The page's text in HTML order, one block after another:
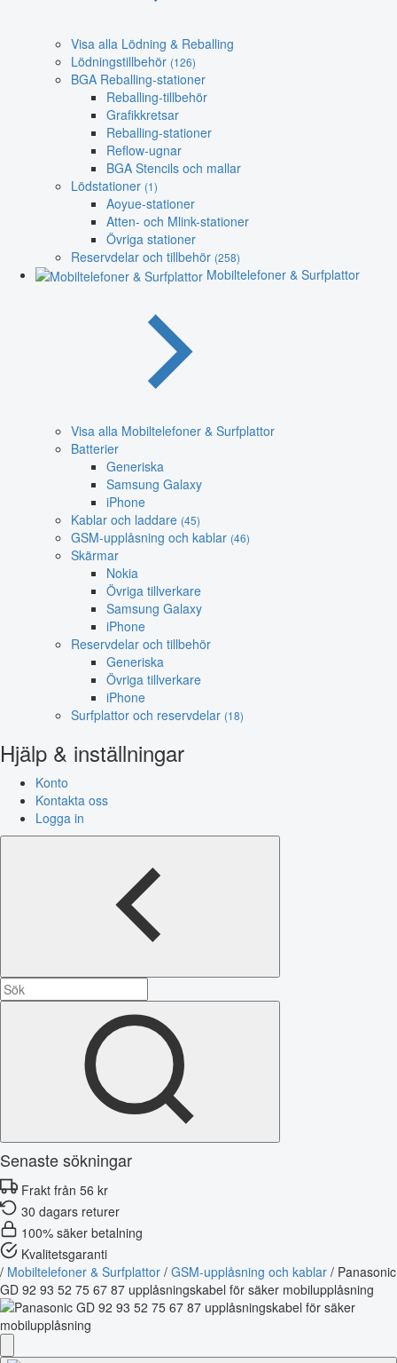
Visa alla Lödning & Reballing
Lödningstillbehör (126)
BGA Reballing-stationer
Reballing-tillbehör
Grafikkretsar
Reballing-stationer
Reflow-ugnar
BGA Stencils och mallar
Lödstationer (1)
Aoyue-stationer
Atten- och Mlink-stationer
Övriga stationer
Reservdelar och tillbehör (258)
Mobiltelefoner & Surfplattor
Visa alla Mobiltelefoner & Surfplattor
Batterier
Generiska
Samsung Galaxy
iPhone
Kablar och laddare (45)
GSM-upplåsning och kablar (46)
Skärmar
Nokia
Övriga tillverkare
Samsung Galaxy
iPhone
Reservdelar och tillbehör
Generiska
Övriga tillverkare
iPhone
Surfplattor och reservdelar (18)
Hjälp & inställningar
Konto
Kontakta oss
Logga in
Senaste sökningar
Frakt från 56 kr
30 dagars returer
100% säker betalning
Kvalitetsgaranti
/ Mobiltelefoner & Surfplattor / GSM-upplåsning och kablar / Panasonic
GD 92 93 52 75 67 87 upplåsningskabel för säker mobilupplåsning